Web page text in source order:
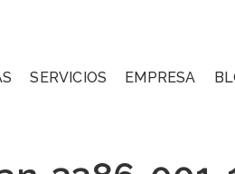
SERVICIOS EMPRESA